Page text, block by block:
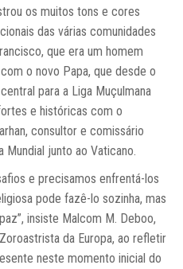
os muitos tons e cores
das várias comunidades
que era um homem
o novo Papa, que desde o
para a Liga Muçulmana
e históricas com o
consultor e comissário
junto ao Vaticano.
e precisamos enfrentá-los
pode fazê-lo sozinha, mas
insiste Malcom M. Deboo,
da Europa, ao refletir
neste momento inicial do